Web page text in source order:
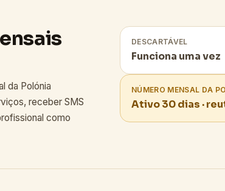
da Polónia
receber SMS
como
DESCARTÁVEL
Funciona uma vez
NÚMERO MENSAL DA
Ativo 30 dias ·